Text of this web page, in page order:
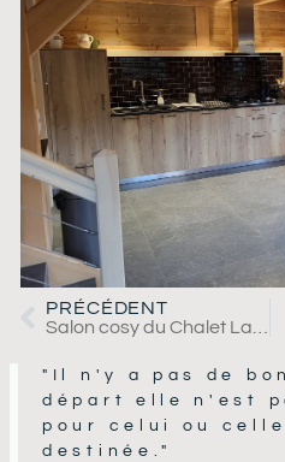
PRÉCÉDENT
"Il n'y a pas de
départ elle n'est
pour celui ou
destinée."